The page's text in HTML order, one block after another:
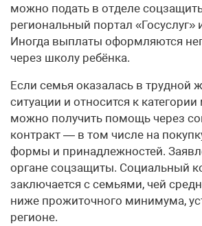
можно подать в отделе
региональный портал
Иногда выплаты оформляются
через школу ребёнка.
Если семья оказалась в трудной
ситуации и относится к
можно получить помощь через
контракт — в том числе на
формы и принадлежностей.
органе соцзащиты. Социальный
заключается с семьями, чей
ниже прожиточного минимума,
регионе.